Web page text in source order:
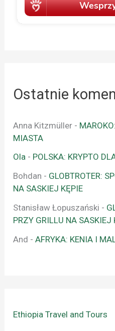
Ostatnie
Anna Kitzmüller -
MIASTA
Ola - POLSKA: KRYPTO
Bohdan - GLOBTROTER:
NA SASKIEJ KĘPIE
Stanisław Łopuszański -
PRZY GRILLU NA SASKIEJ
And -AFRYKA: KENIA I
Ethiopia Travel and Tours